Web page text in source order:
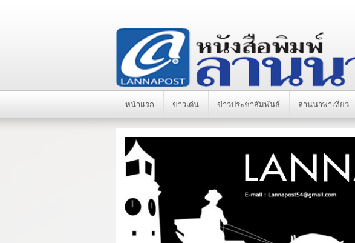
หน้าแรก ข่าวเด่น ข่าวประชาสัมพันธ์ ลานนาพาเที่ยว